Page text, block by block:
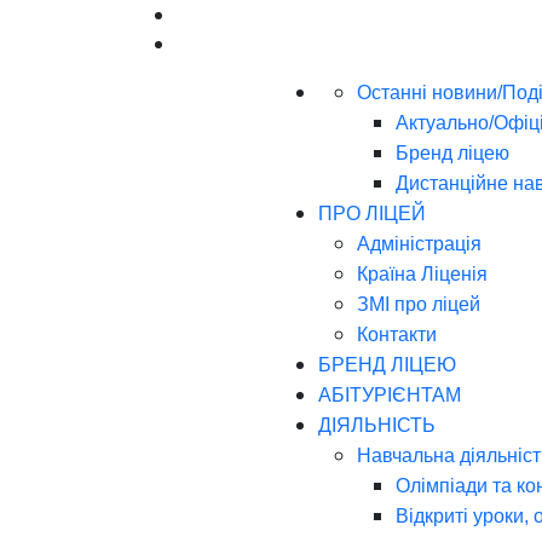
Останні новини/
Актуально/
Бренд ліцею
Дистанційне
ПРО ЛІЦЕЙ
Адміністрація
Країна Ліценія
ЗМІ про ліцей
Контакти
БРЕНД ЛІЦЕЮ
АБІТУРІЄНТАМ
ДІЯЛЬНІСТЬ
Навчальна
Олімпіади та
Відкриті уроки,